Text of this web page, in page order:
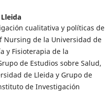
cualitativa y políticas de
Nursing de la Universidad de
y Fisioterapia de la
de Estudios sobre Salud,
de Lleida y Grupo de
de Investigación